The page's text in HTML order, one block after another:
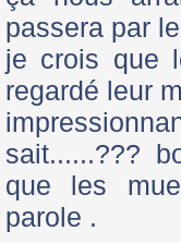
passera par
je crois que
regardé leur
sait......???
que les
parole .